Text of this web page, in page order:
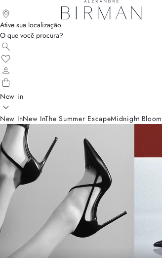
Ative sua localização
O que você procura?
New in
New InNew InThe Summer EscapeMidnight Bloom